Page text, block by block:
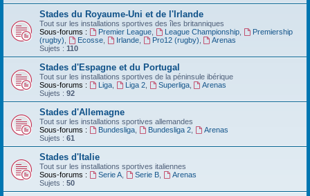
e
Stades du Royaume-Uni et de l'Irlande
Tout sur les installations sportives des îles britanniques
Sous-forums :
Premier League, League Championship,
Premiership
(rugby)
Ecosse, Irlande, Pro12 (rugby)
Arenas
Sujets : 110
Stades d'Espagne et du Portugal
Tout sur les installations sportives de la péninsule ibérique
Sous-forums :
Liga, Liga 2, Superliga,
Arenas
Sujets : 92
Stades d'Allemagne
Tout sur les installations sportives allemandes
Sous-forums :
Bundesliga, Bundesliga 2,
Arenas
Sujets : 61
Stades d'Italie
Tout sur les installations sportives italiennes
Sous-forums :
Serie A, Serie B,
Arenas
Sujets : 50